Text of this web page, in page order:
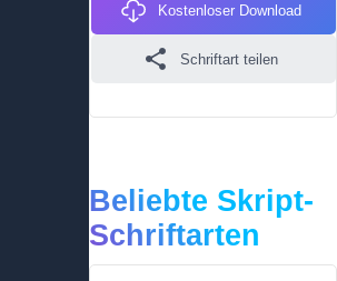
Kostenloser Download
Schriftart teilen
Beliebte Skript-
Schriftarten